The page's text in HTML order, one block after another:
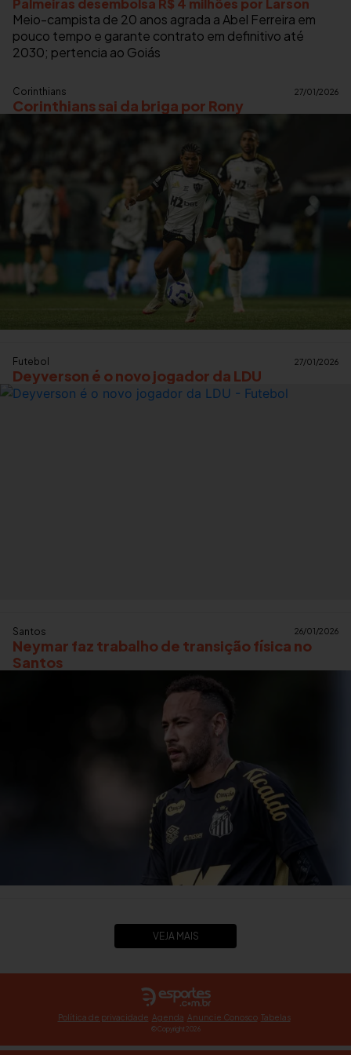
Palmeiras desembolsa R$ 4 milhões por Larson
Meio-campista de 20 anos agrada a Abel Ferreira em
pouco tempo e garante contrato em definitivo até
2030; pertencia ao Goiás
Corinthians 27/01/2026
Corinthians sai da briga por Rony
Futebol 27/01/2026
Deyverson é o novo jogador da LDU
Santos 26/01/2026
Neymar faz trabalho de transição física no
Santos
VEJA MAIS
Política de privacidade Agenda Anuncie Conosco Tabelas
© Copyright 2026